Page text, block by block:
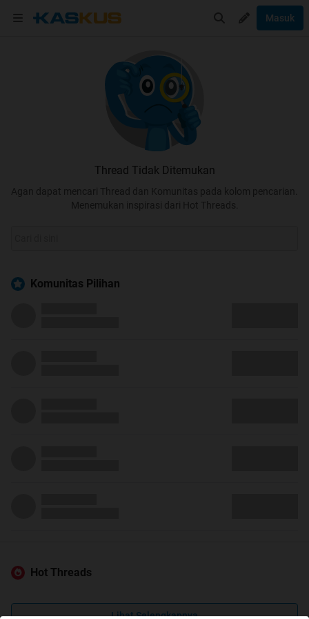
Masuk
Thread Tidak Ditemukan
Agan dapat mencari Thread dan Komunitas pada kolom pencarian.
Menemukan inspirasi dari Hot Threads.
Komunitas Pilihan
Hot Threads
Lihat Selengkapnya